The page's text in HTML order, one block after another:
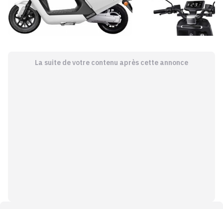
La suite de votre contenu après cette annonce